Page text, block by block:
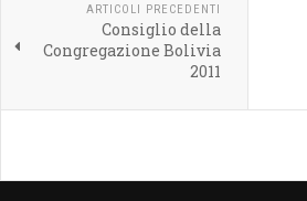
ARTICOLI PRECEDENTI
Consiglio della
Congregazione Bolivia
2011